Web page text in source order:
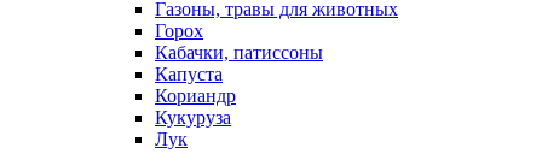
Газоны, травы для животных
Горох
Кабачки, патиссоны
Капуста
Кориандр
Кукуруза
Лук